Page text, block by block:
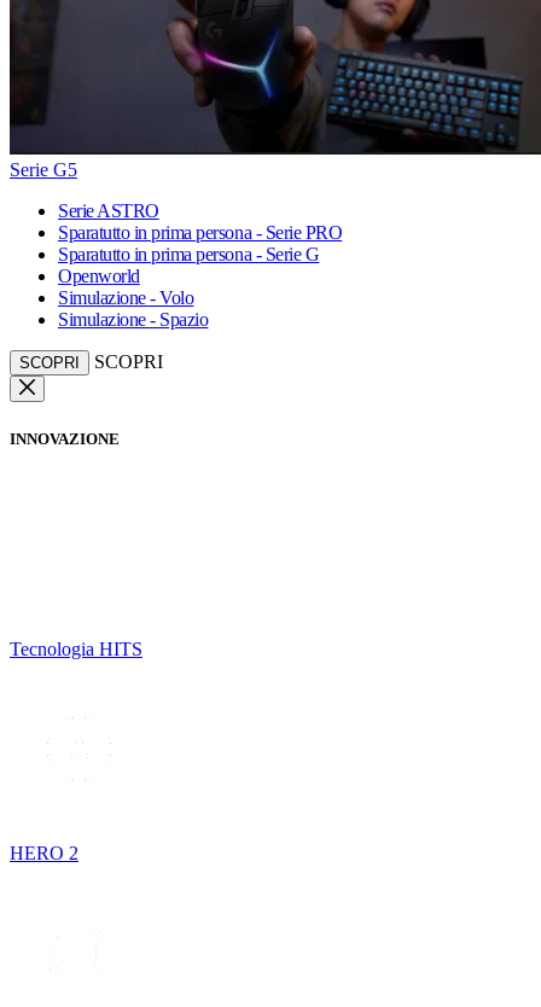
Serie G5
Serie ASTRO
Sparatutto in prima persona - Serie PRO
Sparatutto in prima persona - Serie G
Openworld
Simulazione - Volo
Simulazione - Spazio
SCOPRI SCOPRI
INNOVAZIONE
Tecnologia HITS
HERO 2